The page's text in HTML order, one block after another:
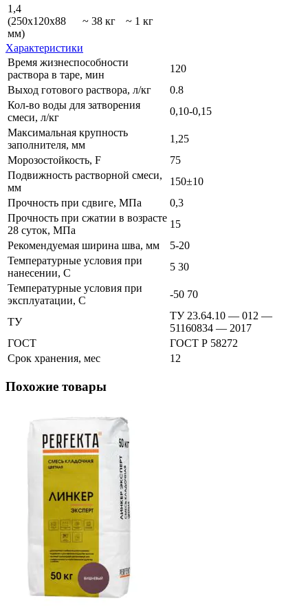
1,4
(250х120х88
мм)
~ 38 кг ~ 1 кг
Характеристики
Время жизнеспособности
раствора в таре, мин
120
Выход готового раствора, л/кг
0.8
Кол-во воды для затворения
смеси, л/кг
0,10-0,15
Максимальная крупность
заполнителя, мм
1,25
Морозостойкость, F
75
Подвижность растворной смеси,
мм
150±10
Прочность при сдвиге, МПа
0,3
Прочность при сжатии в возрасте
28 суток, МПа
15
Рекомендуемая ширина шва, мм
5-20
Температурные условия при
нанесении, С
5 30
Температурные условия при
эксплуатации, С
-50 70
ТУ
ТУ 23.64.10 — 012 —
51160834 — 2017
ГОСТ
ГОСТ Р 58272
Срок хранения, мес
12
Похожие товары